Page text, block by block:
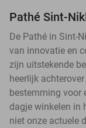
Pathé Sint-
De Pathé in Sint-
van innovatie en
zijn uitstekende
heerlijk
bestemming voor
dagje winkelen in
niet onze actuele